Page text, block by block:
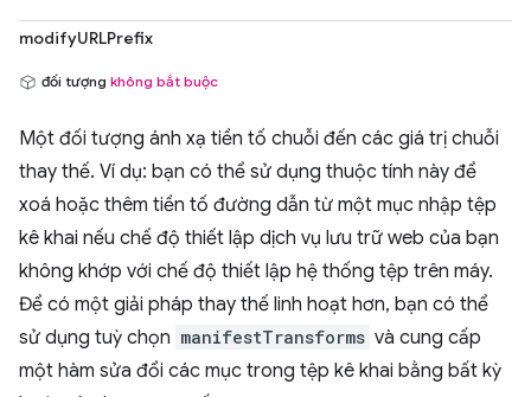
modifyURLPrefix
đối tượng không bắt buộc
Một đối tượng ánh xạ tiền tố chuỗi đến các giá trị chuỗi
thay thế. Ví dụ: bạn có thể sử dụng thuộc tính này để
xoá hoặc thêm tiền tố đường dẫn từ một mục nhập tệp
kê khai nếu chế độ thiết lập dịch vụ lưu trữ web của bạn
không khớp với chế độ thiết lập hệ thống tệp trên máy.
Để có một giải pháp thay thế linh hoạt hơn, bạn có thể
sử dụng tuỳ chọn manifestTransforms và cung cấp
một hàm sửa đổi các mục trong tệp kê khai bằng bất kỳ